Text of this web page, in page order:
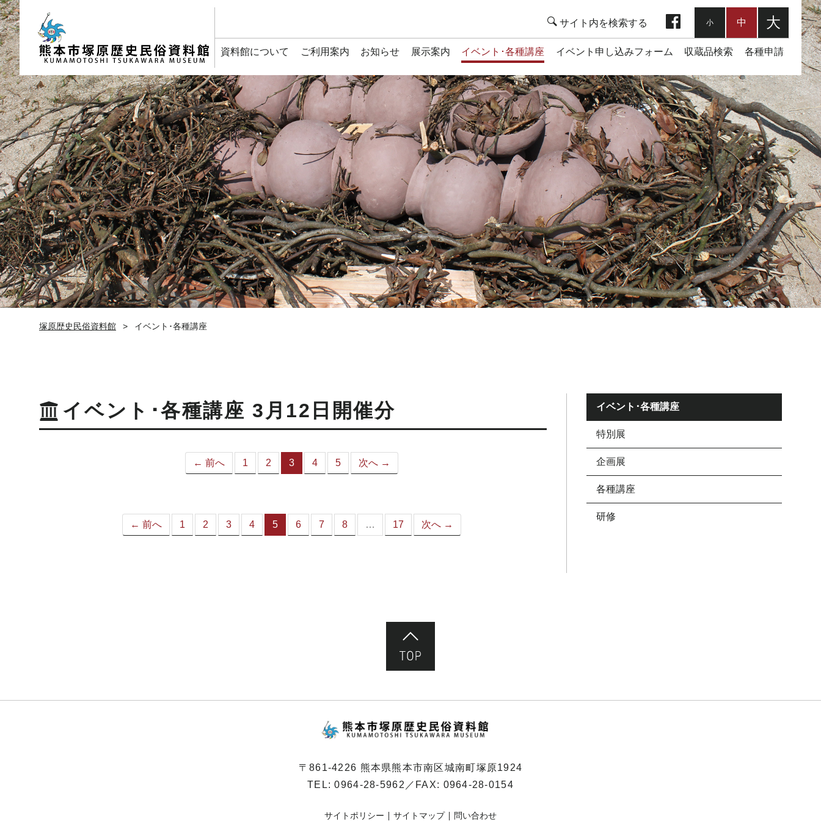
資料館について ご利用案内 お知らせ 展示案内 イベント･各種講座 イベント申し込みフォーム 収蔵品検索 各種申請
小 中 大
塚原歴史民俗資料館 イベント･各種講座
イベント･各種講座 3月12日開催分
← 前へ 1 2 3
（こ
ジ）
4 5 次へ →
← 前へ 1 2 3 4 5
（こ
6 7 8 … 17 次へ →
イベント･各種講座
特別展
企画展
各種講座
研修
〒861-4226 熊本県熊本市南区城南町塚原1924
TEL:0964-28-5962 ／FAX: 0964-28-0154
サイトポリシー サイトマップ 問い合わせ